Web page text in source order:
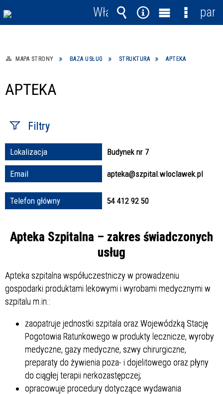
MAPA STRONY BAZA USŁUG STRUKTURA APTEKA
APTEKA
Filtry
Fraza / imię,
nazwisko
Struktura
Personel
Lokalizacja Budynek nr 7
Email apteka@szpital.wloclawek.pl
Telefon główny 54 412 92 50
Apteka Szpitalna – zakres świadczonych
usług
Apteka szpitalna współuczestniczy w prowadzeniu
gospodarki produktami lekowymi i wyrobami medycznymi w
szpitalu m.in.:
zaopatruje jednostki szpitala oraz Wojewódzką Stację
Pogotowia Ratunkowego w produkty lecznicze, wyroby
medyczne, gazy medyczne, szwy chirurgiczne,
preparaty do żywienia poza- i dojelitowego oraz płyny
do ciągłej terapii nerkozastępczej;
opracowuje procedury dotyczące wydawania
Włącz
powiadomienia
Wyszukiwarka
Narzędzia
MenuMenu